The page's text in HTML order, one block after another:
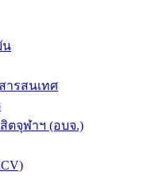
น
ารสนเทศ
ตจุฬาฯ (อบจ.)